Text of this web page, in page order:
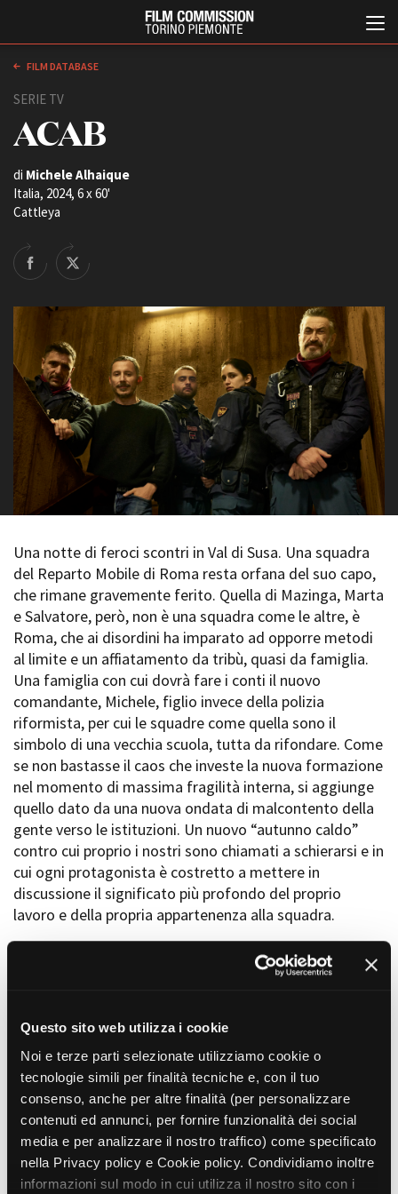
Questo sito web utilizza i cookie
Noi e terze parti selezionate utilizziamo cookie o
tecnologie simili per finalità tecniche e, con il tuo
consenso, anche per altre finalità (per personalizzare
contenuti ed annunci, per fornire funzionalità dei social
media e per analizzare il nostro traffico) come specificato
nella Privacy policy e Cookie policy. Condividiamo inoltre
informazioni sul modo in cui utilizza il nostro sito con i
Chi siamo
Storia della Fondazione
Contatti
La sede
Partner
Rete regionale
Bilancio sociale
Amministrazione
trasparente
Bandi e gare
Sostenibilità ambientale
SERVIZI
Servizi generali
Location scouting
Spazi nella sede FCTP
Sala Casting
Sala Paolo Tenna
FILM FUNDS
Piemonte Film Tv Fund
Piemonte Film Tv
Development Fund
Piemonte Doc Film Fund
Short Film Fund
PRODUCTION GUIDE
Società di produzione
Strutture di servizio
Professionisti
Attrici-Attori
BOOK DATABASE
NEWS
CASTING
Anteprime in Piemonte
TFI Torino Film Industry -
Production Days
Avenue Cove - Erasmus +
Guarda che storia!
La Grazia - Immagini e
location della Torino di Paolo
Sorrentino
Open Day
Ciak in TOur!
AWARDS
International Film Festival
Rotterdam
Berlinale Internationalen
Filmfestspiele Berlin
Festival de Cannes
Biografilm Festival - Bio to B
Industry Days
Locarno Film Festival
Mostra Internazionale d’Arte
Cinematografica Venezia
Toronto International Film
Festival
Festa del Cinema di Roma
Torino Film Festival
David di Donatello
Nastri d’Argento
Premio Solinas
STRUMENTI
Location - Accedi al tuo
profilo
Location - Nuovo utente
Lavora con noi
Lavoro
Elenco Operatori Economici
per affidamento lavori in
economia
FILM DATABASE
SERIE TV
ACAB
di Michele Alhaique
Italia, 2024, 6 x 60'
Cattleya
Una notte di feroci scontri in Val di Susa. Una squadra
del Reparto Mobile di Roma resta orfana del suo capo,
che rimane gravemente ferito. Quella di Mazinga, Marta
e Salvatore, però, non è una squadra come le altre, è
Roma, che ai disordini ha imparato ad opporre metodi
al limite e un affiatamento da tribù, quasi da famiglia.
Una famiglia con cui dovrà fare i conti il nuovo
comandante, Michele, figlio invece della polizia
riformista, per cui le squadre come quella sono il
simbolo di una vecchia scuola, tutta da rifondare. Come
se non bastasse il caos che investe la nuova formazione
nel momento di massima fragilità interna, si aggiunge
quello dato da una nuova ondata di malcontento della
gente verso le istituzioni. Un nuovo “autunno caldo”
contro cui proprio i nostri sono chiamati a schierarsi e in
cui ogni protagonista è costretto a mettere in
discussione il significato più profondo del proprio
lavoro e della propria appartenenza alla squadra.
SOGGETTO
Tratto dal libro ACAB – All Cops Are Bastards di Carlo Bonini, edita
in Italia da Giangiacomo Feltrinelli Editore. Ideata da Carlo Bonini e
Filippo Gravino.
SCENEGGIATURA
Filippo Gravino, Carlo Bonini, Elisa Dondi, Luca Giordano e Bernardo
Pellegrini
SCENOGRAFIA
Michael Lorenzon e Diego Merlo (Manovali)